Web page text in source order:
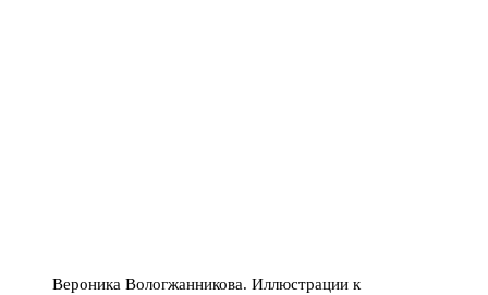
Вероника Вологжанникова. Иллюстрации к